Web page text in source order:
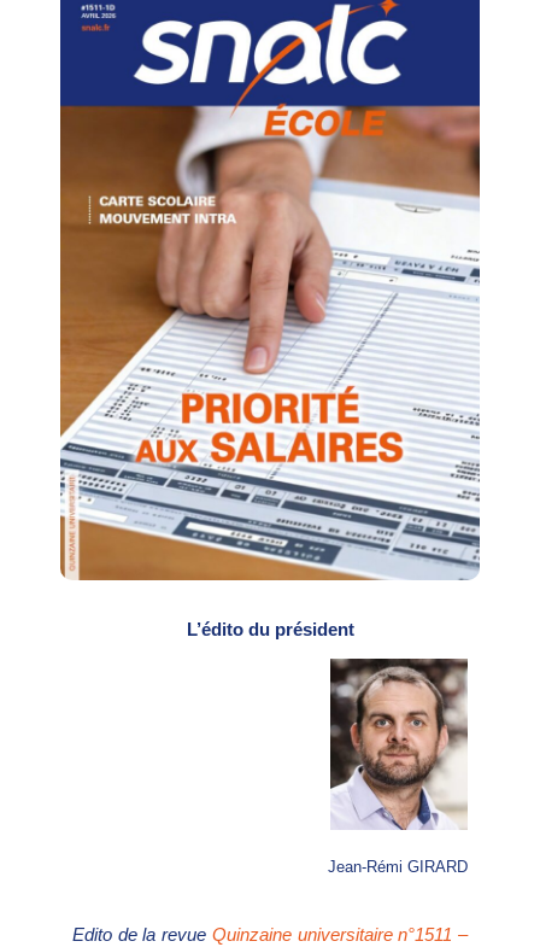
L’édito du président
Jean-Rémi GIRARD
Edito de la revue Quinzaine universitaire n°1511 –